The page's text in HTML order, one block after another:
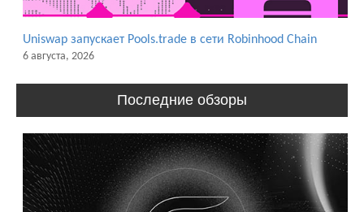
Uniswap запускает Pools.trade в сети Robinhood Chain
6 августа, 2026
Последние обзоры